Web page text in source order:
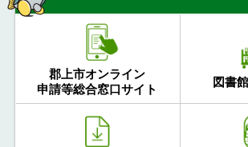
郡上市オンライン
申請等総合窓口サイト
図書